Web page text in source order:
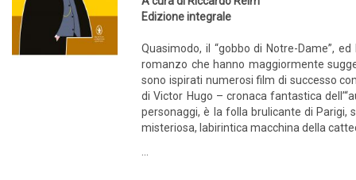
Edizione integrale
Quasimodo, il “gobbo di Notre-Dame”,
romanzo che hanno maggiormente
sono ispirati numerosi film di successo
di Victor Hugo – cronaca fantastica
personaggi, è la folla brulicante di Parigi,
misteriosa, labirintica macchina della